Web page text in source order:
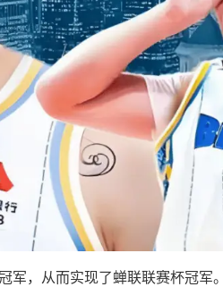
军，从而实现了蝉联联赛杯冠军